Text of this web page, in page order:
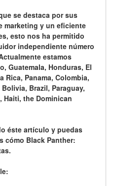
se destaca por sus
marketing y un eficiente
esto nos ha permitido
independiente número
estamos
Guatemala, Honduras, El
Rica, Panama, Colombia,
Brazil, Paraguay,
Haiti, the Dominican
éste artículo y puedas
cómo Black Panther: